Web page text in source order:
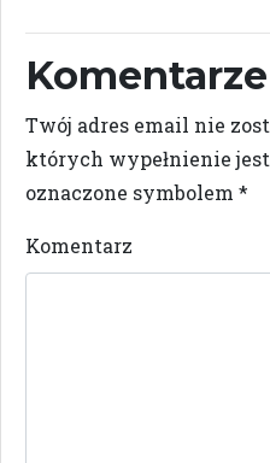
Komentarze
Twój adres email nie
których wypełnienie
oznaczone symbolem *
Komentarz